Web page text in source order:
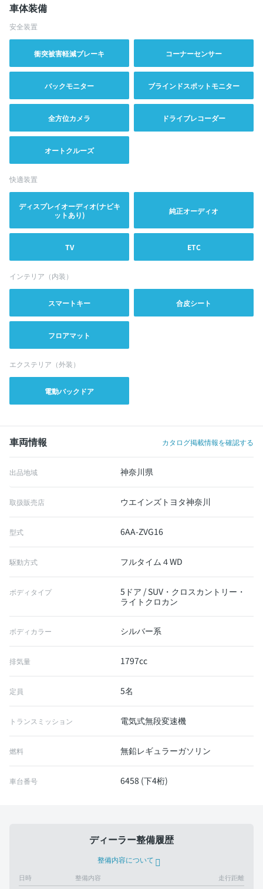
車体装備
安全装置
衝突被害軽減ブレーキ コーナーセンサー
バックモニター ブラインドスポットモニター
全方位カメラ ドライブレコーダー
オートクルーズ
快適装置
ディスプレイオーディオ(ナビキ
ットあり)
純正オーディオ
TV ETC
インテリア（内装）
スマートキー 合皮シート
フロアマット
エクステリア（外装）
電動バックドア
車両情報 カタログ掲載情報を確認する
出品地域 神奈川県
取扱販売店 ウエインズトヨタ神奈川
型式 6AA-ZVG16
駆動方式 フルタイム４WD
ボディタイプ
5ドア / SUV・クロスカントリー・
ライトクロカン
ボディカラー シルバー系
排気量 1797cc
定員 5名
トランスミッション 電気式無段変速機
燃料 無鉛レギュラーガソリン
車台番号 6458 (下4桁)
ディーラー整備履歴
整備内容について
日時 整備内容 走行距離